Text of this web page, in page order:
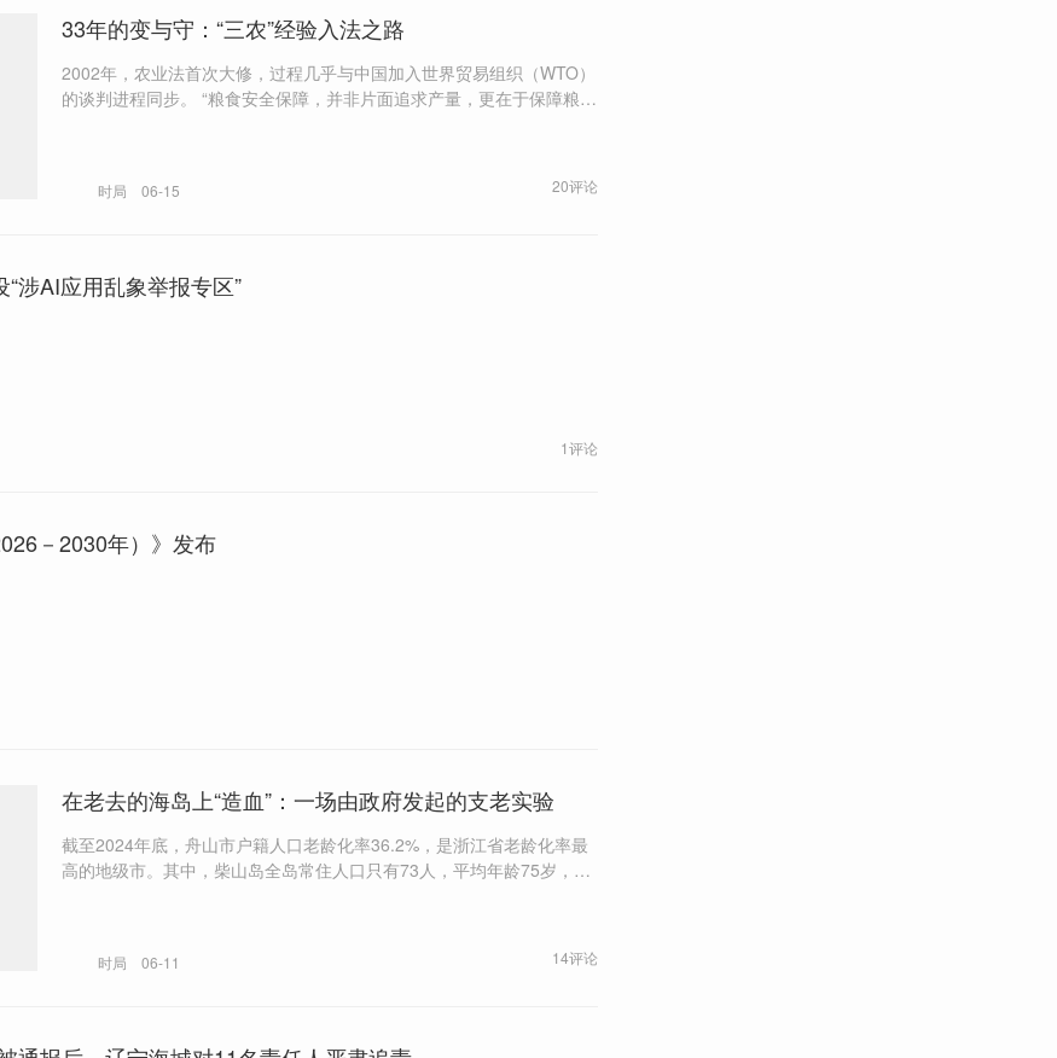
33年的变与守：“三农”经验入法之路
2002年，农业法首次大修，过程几乎与中国加入世界贸易组织（WTO）
的谈判进程同步。 “粮食安全保障，并非片面追求产量，更在于保障粮食
时局 06-15 20评论
涉AI应用乱象举报专区”
1评论
－2030年）》发布
在老去的海岛上“造血”：一场由政府发起的支老实验
截至2024年底，舟山市户籍人口老龄化率36.2%，是浙江省老龄化率最
高的地级市。其中，柴山岛全岛常住人口只有73人，平均年龄75岁，年
民宿等商业主体，和公益团队引进的商业业态主体加入。约定分成方式
时局 06-11 14评论